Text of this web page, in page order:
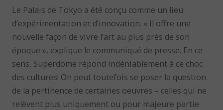
Le Palais de Tokyo a été conçu comme un lieu
d’expérimentation et d’innovation. « Il offre une
nouvelle façon de vivre l’art au plus près de son
époque », explique le communiqué de presse. En ce
sens, Superdome répond indéniablement à ce choc
des cultures! On peut toutefois se poser la question
de la pertinence de certaines oeuvres – celles qui ne
relèvent plus uniquement ou pour majeure partie